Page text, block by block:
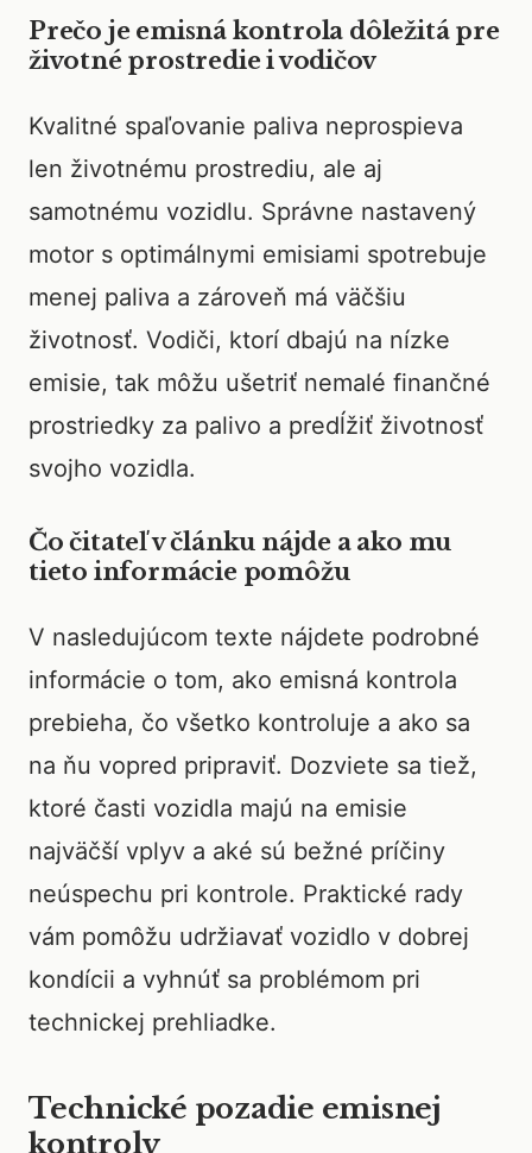
Prečo je emisná kontrola dôležitá pre
životné prostredie i vodičov
Kvalitné spaľovanie paliva neprospieva
len životnému prostrediu, ale aj
samotnému vozidlu. Správne nastavený
motor s optimálnymi emisiami spotrebuje
menej paliva a zároveň má väčšiu
životnosť. Vodiči, ktorí dbajú na nízke
emisie, tak môžu ušetriť nemalé finančné
prostriedky za palivo a predĺžiť životnosť
svojho vozidla.
Čo čitateľ v článku nájde a ako mu
tieto informácie pomôžu
V nasledujúcom texte nájdete podrobné
informácie o tom, ako emisná kontrola
prebieha, čo všetko kontroluje a ako sa
na ňu vopred pripraviť. Dozviete sa tiež,
ktoré časti vozidla majú na emisie
najväčší vplyv a aké sú bežné príčiny
neúspechu pri kontrole. Praktické rady
vám pomôžu udržiavať vozidlo v dobrej
kondícii a vyhnúť sa problémom pri
technickej prehliadke.
Technické pozadie emisnej
kontroly